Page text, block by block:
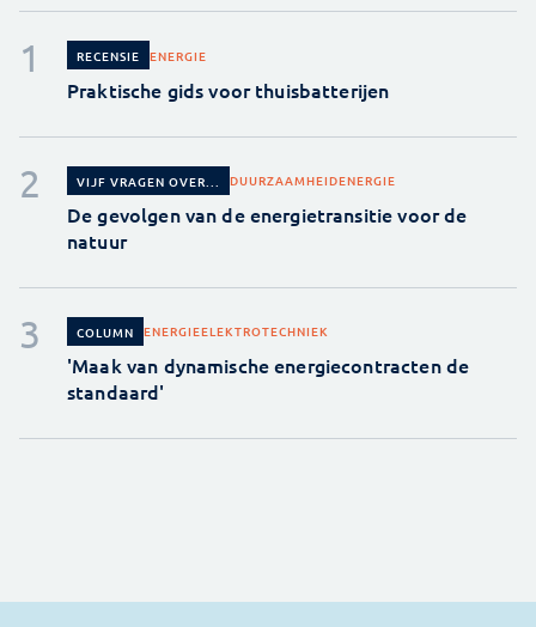
RECENSIE ENERGIE
Praktische gids voor thuisbatterijen
VIJF VRAGEN OVER... DUURZAAMHEIDENERGIE
De gevolgen van de energietransitie voor de
natuur
COLUMN ENERGIEELEKTROTECHNIEK
'Maak van dynamische energiecontracten de
standaard'